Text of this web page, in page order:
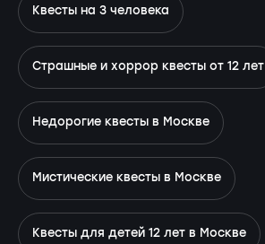
Квесты на 3 человека
Страшные и хоррор квесты от 12 лет
Недорогие квесты в Москве
Мистические квесты в Москве
Квесты для детей 12 лет в Москве